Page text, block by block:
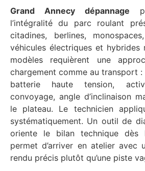
Grand Annecy dépannage
l’intégralité du parc roulant
citadines, berlines,
véhicules électriques et hybrides
modèles requièrent une
chargement comme au transport
batterie haute tension,
convoyage, angle d’inclinaison
le plateau. Le technicien
systématiquement. Un outil de
oriente le bilan technique
permet d’arriver en atelier avec
rendu précis plutôt qu’une piste